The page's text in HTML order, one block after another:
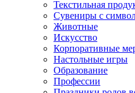
Текстильная
Сувениры с
Животные
Искусство
Корпоративные
Настольные игры
Образование
Профессии